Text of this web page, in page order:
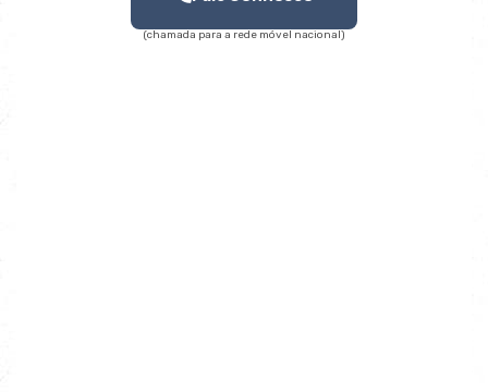
(chamada para a rede móvel nacional)